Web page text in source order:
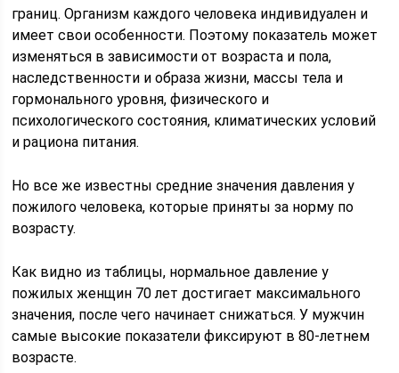
границ. Организм каждого человека индивидуален и
имеет свои особенности. Поэтому показатель может
изменяться в зависимости от возраста и пола,
наследственности и образа жизни, массы тела и
гормонального уровня, физического и
психологического состояния, климатических условий
и рациона питания.
Но все же известны средние значения давления у
пожилого человека, которые приняты за норму по
возрасту.
Как видно из таблицы, нормальное давление у
пожилых женщин 70 лет достигает максимального
значения, после чего начинает снижаться. У мужчин
самые высокие показатели фиксируют в 80-летнем
возрасте.